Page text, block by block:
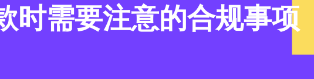
时需要注意的合规事项